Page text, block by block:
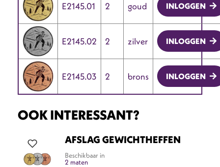
E2145.01 2 goud INLOGGEN
E2145.02 2 zilver INLOGGEN
E2145.03 2 brons INLOGGEN
OOK INTERESSANT?
AFSLAG GEWICHTHEFFEN
Beschikbaar in
2 maten